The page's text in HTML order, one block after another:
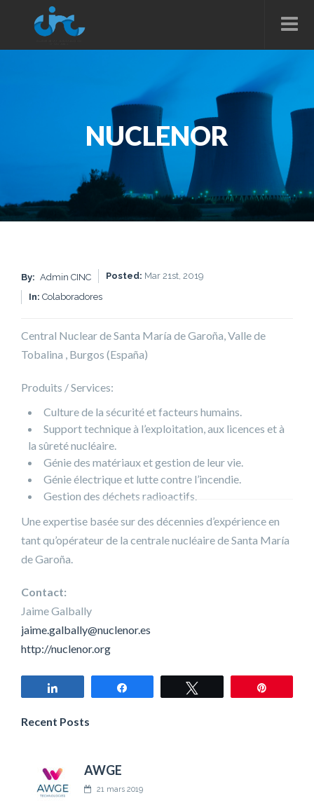
NUCLENOR
By: Admin CINC Posted: Mar 21st, 2019
In: Colaboradores
Central Nuclear de Santa María de Garoña, Valle de
Tobalina , Burgos (España)
Produits / Services:
Culture de la sécurité et facteurs humains.
Support technique à l’exploitation, aux licences et à
la sûreté nucléaire.
Génie des matériaux et gestion de leur vie.
Génie électrique et lutte contre l’incendie.
Gestion des déchets radioactifs.
Une expertise basée sur des décennies d’expérience en
tant qu’opérateur de la centrale nucléaire de Santa María
de Garoña.
Contact:
Jaime Galbally
jaime.galbally@nuclenor.es
http://nuclenor.org
Recent Posts
AWGE
21 mars 2019